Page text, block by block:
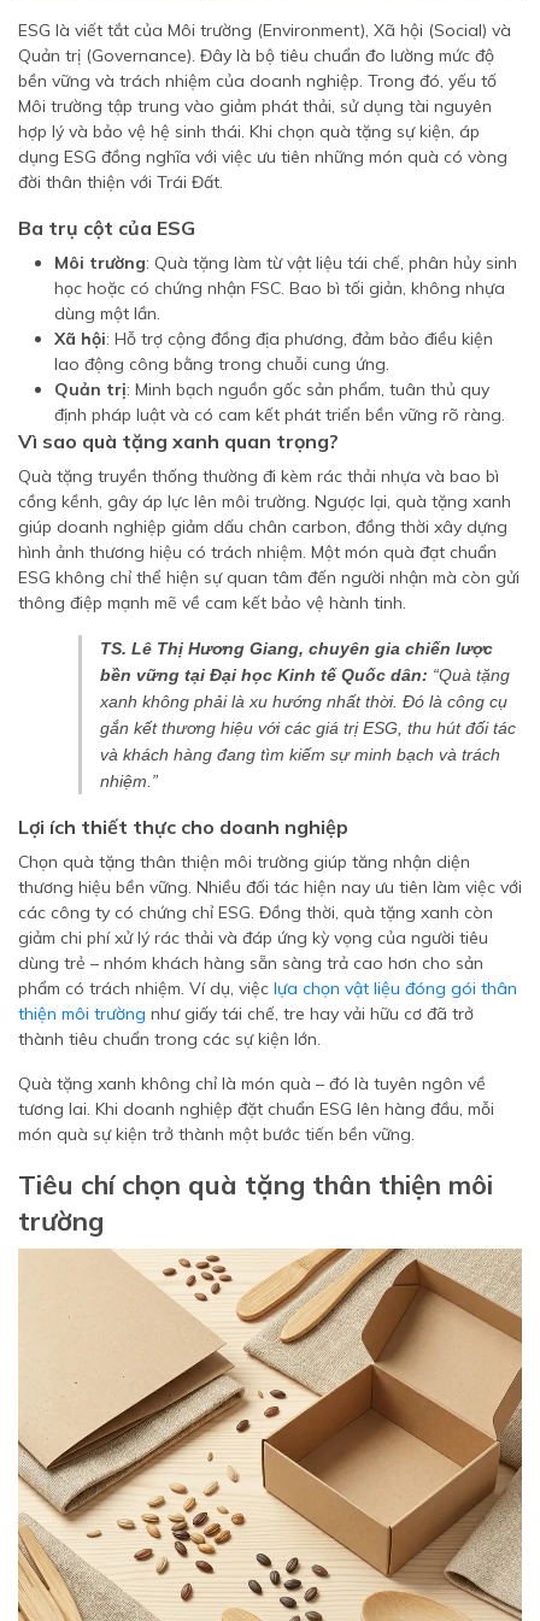
ESG là viết tắt của Môi trường (Environment), Xã hội (Social) và
Quản trị (Governance). Đây là bộ tiêu chuẩn đo lường mức độ
bền vững và trách nhiệm của doanh nghiệp. Trong đó, yếu tố
Môi trường tập trung vào giảm phát thải, sử dụng tài nguyên
hợp lý và bảo vệ hệ sinh thái. Khi chọn quà tặng sự kiện, áp
dụng ESG đồng nghĩa với việc ưu tiên những món quà có vòng
đời thân thiện với Trái Đất.
Ba trụ cột của ESG
Môi trường: Quà tặng làm từ vật liệu tái chế, phân hủy sinh
học hoặc có chứng nhận FSC. Bao bì tối giản, không nhựa
dùng một lần.
Xã hội: Hỗ trợ cộng đồng địa phương, đảm bảo điều kiện
lao động công bằng trong chuỗi cung ứng.
Quản trị: Minh bạch nguồn gốc sản phẩm, tuân thủ quy
định pháp luật và có cam kết phát triển bền vững rõ ràng.
Vì sao quà tặng xanh quan trọng?
Quà tặng truyền thống thường đi kèm rác thải nhựa và bao bì
cồng kềnh, gây áp lực lên môi trường. Ngược lại, quà tặng xanh
giúp doanh nghiệp giảm dấu chân carbon, đồng thời xây dựng
hình ảnh thương hiệu có trách nhiệm. Một món quà đạt chuẩn
ESG không chỉ thể hiện sự quan tâm đến người nhận mà còn gửi
thông điệp mạnh mẽ về cam kết bảo vệ hành tinh.
TS. Lê Thị Hương Giang, chuyên gia chiến lược
bền vững tại Đại học Kinh tế Quốc dân: “Quà tặng
xanh không phải là xu hướng nhất thời. Đó là công cụ
gắn kết thương hiệu với các giá trị ESG, thu hút đối tác
và khách hàng đang tìm kiếm sự minh bạch và trách
nhiệm.”
Lợi ích thiết thực cho doanh nghiệp
Chọn quà tặng thân thiện môi trường giúp tăng nhận diện
thương hiệu bền vững. Nhiều đối tác hiện nay ưu tiên làm việc với
các công ty có chứng chỉ ESG. Đồng thời, quà tặng xanh còn
giảm chi phí xử lý rác thải và đáp ứng kỳ vọng của người tiêu
dùng trẻ – nhóm khách hàng sẵn sàng trả cao hơn cho sản
phẩm có trách nhiệm. Ví dụ, việc lựa chọn vật liệu đóng gói thân
thiện môi trường như giấy tái chế, tre hay vải hữu cơ đã trở
thành tiêu chuẩn trong các sự kiện lớn.
Quà tặng xanh không chỉ là món quà – đó là tuyên ngôn về
tương lai. Khi doanh nghiệp đặt chuẩn ESG lên hàng đầu, mỗi
món quà sự kiện trở thành một bước tiến bền vững.
Tiêu chí chọn quà tặng thân thiện môi
trường